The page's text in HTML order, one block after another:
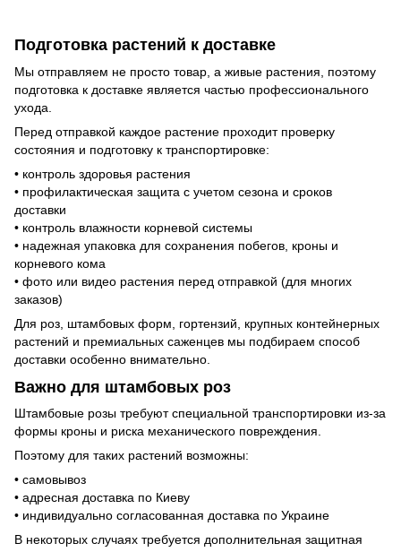
Подготовка растений к доставке
Мы отправляем не просто товар, а живые растения, поэтому
подготовка к доставке является частью профессионального
ухода.
Перед отправкой каждое растение проходит проверку
состояния и подготовку к транспортировке:
• контроль здоровья растения
• профилактическая защита с учетом сезона и сроков
доставки
• контроль влажности корневой системы
• надежная упаковка для сохранения побегов, кроны и
корневого кома
• фото или видео растения перед отправкой (для многих
заказов)
Для роз, штамбовых форм, гортензий, крупных контейнерных
растений и премиальных саженцев мы подбираем способ
доставки особенно внимательно.
Важно для штамбовых роз
Штамбовые розы требуют специальной транспортировки из-за
формы кроны и риска механического повреждения.
Поэтому для таких растений возможны:
• самовывоз
• адресная доставка по Киеву
• индивидуально согласованная доставка по Украине
В некоторых случаях требуется дополнительная защитная